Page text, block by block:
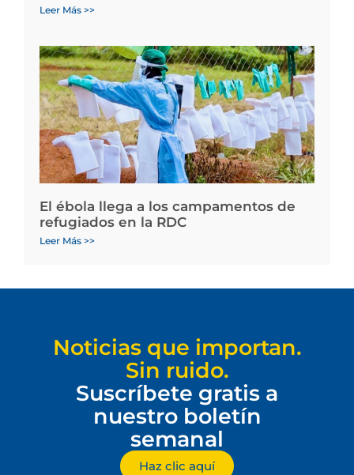
Leer Más >>
El ébola llega a los campamentos de
refugiados en la RDC
Leer Más >>
Noticias que importan.
Sin ruido.
Suscríbete gratis a
nuestro boletín
semanal
Haz clic aquí